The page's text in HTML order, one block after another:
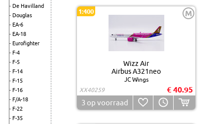
De Havilland
Douglas
EA-6
EA-18
Eurofighter
F-4
F-5
F-14
F-15
F-16
F/A-18
F-22
F-35
1:400 M
Wizz Air
Airbus A321neo
JC Wings
XX40259
€ 40.95
3 op voorraad